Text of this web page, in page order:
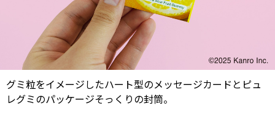
グミ粒をイメージしたハート型のメッセージカードとピュ
レグミのパッケージそっくりの封筒。